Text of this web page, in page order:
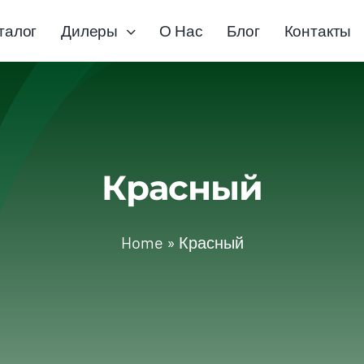
Дилеры О Нас Блог Контакты
Красный
Home » Красный